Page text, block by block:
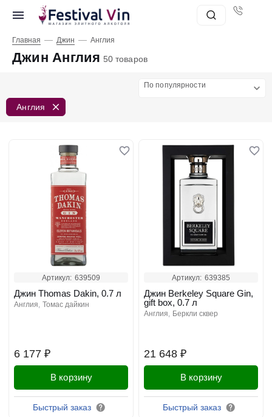
Главная — Джин — Англия
Джин Англия 50 товаров
По популярности
Англия
Артикул: 639509
6 177 ₽
Джин Thomas Dakin, 0.7 л
англия томас дайкин
В корзину
Быстрый заказ
Артикул: 639385
21 648 ₽
Джин Berkeley Square Gin,
gift box, 0.7 л
англия беркли сквер
В корзину
Быстрый заказ